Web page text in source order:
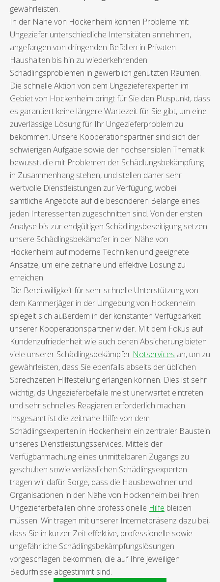
gewährleisten.
In der Nähe von Hockenheim können Probleme mit
Ungeziefer unterschiedliche Intensitäten annehmen,
angefangen von dringenden Befällen in Privaten
Haushalten bis hin zu wiederkehrenden
Schädlingsproblemen in gewerblich genutzten Räumen.
Die schnelle Aktion von dem Ungezieferexperten im
Gebiet von Hockenheim bringt für Sie den Pluspunkt, dass
es garantiert keine längere Wartezeit für Sie gibt, um eine
zuverlässige Lösung für Ihr Ungezieferproblem zu
bekommen. Unsere Kooperationspartner sind sich der
schwierigen Aufgabe sowie der hochsensiblen Thematik
bewusst, die mit Problemen der Schädlungsbekämpfung
in Zusammenhang stehen, und stellen daher sehr
wertvolle Dienstleistungen zur Verfügung, wobei
sämtliche Angebote auf die besonderen Belange eines
jeden Interessenten zugeschnitten sind. Von der ersten
Analyse bis zur endgültigen Schädlingsbeseitigung setzen
unsere Schädlingsbekämpfer in der Nähe von
Hockenheim auf moderne Techniken und geeignete
Ansätze, um eine zeitnahe und effektive Lösung zu
erreichen.
Die Bereitwilligkeit für sehr schnelle Unterstützung von
dem Kammerjäger in der Umgebung von Hockenheim
spiegelt sich außerdem in der konstanten Verfügbarkeit
unserer Kooperationspartner wider. Mit dem Fokus auf
Kundenzufriedenheit wie auch deren Absicherung bieten
viele unserer Schädlingsbekämpfer Notservices an, um zu
gewährleisten, dass Sie ebenfalls abseits der üblichen
Sprechzeiten Hilfestellung erlangen können. Dies ist sehr
wichtig, da Ungezieferbefälle meist unerwartet eintreten
und sehr schnelles Reagieren erforderlich machen.
Insgesamt ist die zeitnahe Hilfe von dem
Schädlingsexperten in Hockenheim ein zentraler Baustein
unseres Dienstleistungsservices. Mittels der
Verfügbarmachung eines unmittelbaren Zugangs zu
geschulten sowie verlässlichen Schädlingsexperten
tragen wir dafür Sorge, dass die Hausbewohner und
Organisationen in der Nähe von Hockenheim bei ihren
Ungezieferbefällen ohne professionelle Hilfe bleiben
müssen. Wir tragen mit unserer Internetpräsenz dazu bei,
dass Sie in kurzer Zeit effektive, professionelle sowie
ungefährliche Schädlingsbekämpfungslösungen
vorgeschlagen bekommen, die auf Ihre jeweiligen
Bedürfnisse abgestimmt sind.